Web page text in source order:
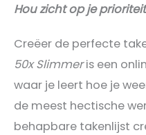
Hou zicht op je
Creëer de perfecte
50x Slimmeris een
waar je leert hoe je
de meest hectische
behapbare takenlijst